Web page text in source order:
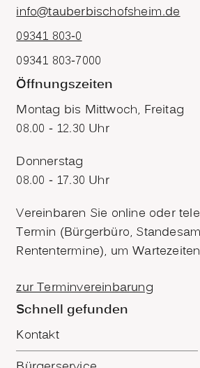
info@tauberbischofsheim.de
09341 803-0
09341 803-7000
Öffnungszeiten
Montag bis Mittwoch, Freitag
08.00 - 12.30 Uhr
Donnerstag
08.00 - 17.30 Uhr
Vereinbaren Sie online oder
Termin (Bürgerbüro,
Rententermine), um
zur Terminvereinbarung
Schnell gefunden
Kontakt